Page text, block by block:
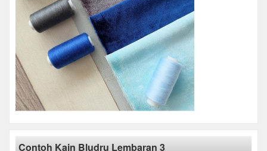
Contoh Kain Bludru Lembaran 3